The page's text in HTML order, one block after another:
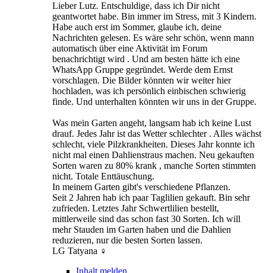
Lieber Lutz. Entschuldige, dass ich Dir nicht
geantwortet habe. Bin immer im Stress, mit 3 Kindern.
Habe auch erst im Sommer, glaube ich, deine
Nachrichten gelesen. Es wäre sehr schön, wenn mann
automatisch über eine Aktivität im Forum
benachrichtigt wird . Und am besten hätte ich eine
WhatsApp Gruppe gegründet. Werde dem Ernst
vorschlagen. Die Bilder könnten wir weiter hier
hochladen, was ich persönlich einbischen schwierig
finde. Und unterhalten könnten wir uns in der Gruppe.
Was mein Garten angeht, langsam hab ich keine Lust
drauf. Jedes Jahr ist das Wetter schlechter . Alles wächst
schlecht, viele Pilzkrankheiten. Dieses Jahr konnte ich
nicht mal einen Dahlienstraus machen. Neu gekauften
Sorten waren zu 80% krank , manche Sorten stimmten
nicht. Totale Enttäuschung.
In meinem Garten gibt's verschiedene Pflanzen.
Seit 2 Jahren hab ich paar Taglilien gekauft. Bin sehr
zufrieden. Letztes Jahr Schwertlilien bestellt,
mittlerweile sind das schon fast 30 Sorten. Ich will
mehr Stauden im Garten haben und die Dahlien
reduzieren, nur die besten Sorten lassen.
LG Tatyana ‍♀️
Inhalt melden